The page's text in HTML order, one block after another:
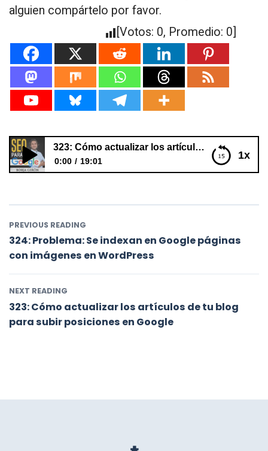
alguien compártelo por favor.
[Votos: 0, Promedio: 0
1x
323: Cómo actualizar los artículos de tu blog para subir posiciones en Google
0:00 19:01
PREVIOUS READING
324: Problema: Se indexan en Google páginas
con imágenes en WordPress
NEXT READING
323: Cómo actualizar los artículos de tu blog
para subir posiciones en Google